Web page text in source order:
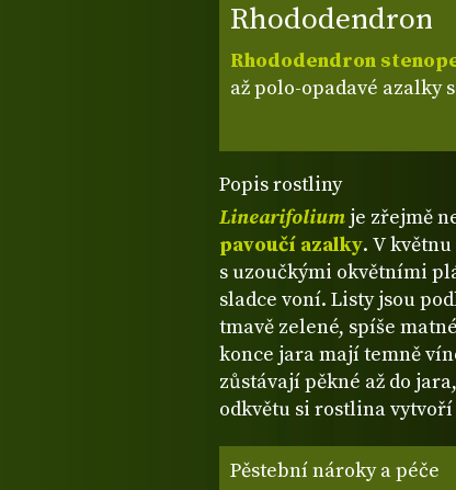
Rhododendron
Rhododendron
až polo-opadavé azalky
Popis rostliny
Linearifolium je zřejmě
pavoučí azalky. V
s uzoučkými okvětními
sladce voní. Listy jsou
tmavě zelené, spíše
konce jara mají temně
zůstávají pěkné až do
odkvětu si rostlina vytvoří
Pěstební nároky a péče